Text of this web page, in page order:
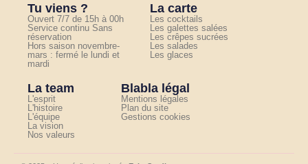
Tu viens ?
Ouvert 7/7 de 15h à 00h
Service continu Sans
réservation
Hors saison novembre-
mars : fermé le lundi et
mardi
La carte
Les cocktails
Les galettes salées
Les crêpes sucrées
Les salades
Les glaces
La team
L'esprit
L'histoire
L'équipe
La vision
Nos valeurs
Blabla légal
Mentions légales
Plan du site
Gestions cookies